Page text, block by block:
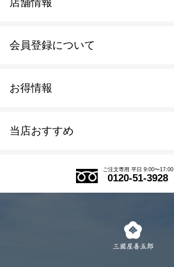
当店おすすめ
式部の香りシリーズ
お得情報
会員登録について
会員規約について
ご注文専用 平日 9:00〜17:00
0120-51-3928